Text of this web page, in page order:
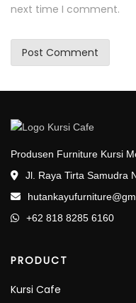
next time I comment.
Produsen Furniture Kursi
Jl. Raya Tirta Samudra
+62 818 8285 6160
PRODUCT
Kursi Cafe